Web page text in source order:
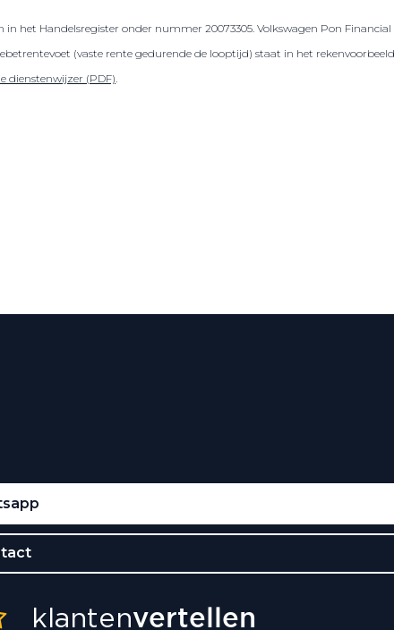
het Handelsregister onder nummer 20073305. Volkswagen Pon
(vaste rente gedurende de looptijd) staat in het
dienstenwijzer (PDF).